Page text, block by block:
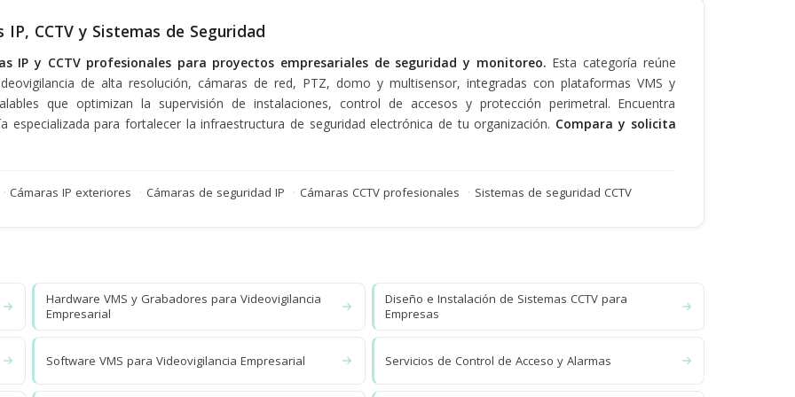
CCTV y Sistemas de Seguridad
IP y CCTV profesionales para proyectos empresariales de seguridad y monitoreo. Esta categoría reúne
de alta resolución, cámaras de red, PTZ, domo y multisensor, integradas con plataformas VMS y
que optimizan la supervisión de instalaciones, control de accesos y protección perimetral. Encuentra
para fortalecer la infraestructura de seguridad electrónica de tu organización. Compara y solicita
· Cámaras IP exteriores · Cámaras de seguridad IP · Cámaras CCTV profesionales · Sistemas de seguridad CCTV
Hardware VMS y Grabadores para Videovigilancia
Empresarial
Diseño e Instalación de Sistemas CCTV para
Empresas
Software VMS para Videovigilancia Empresarial Servicios de Control de Acceso y Alarmas